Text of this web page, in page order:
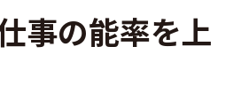
事の能率を上